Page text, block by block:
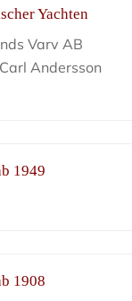
Yachten
Varv AB
Carl Andersson
1949
1908